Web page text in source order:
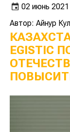
02 июнь 2021
Автор: Айнур
EGISTIС